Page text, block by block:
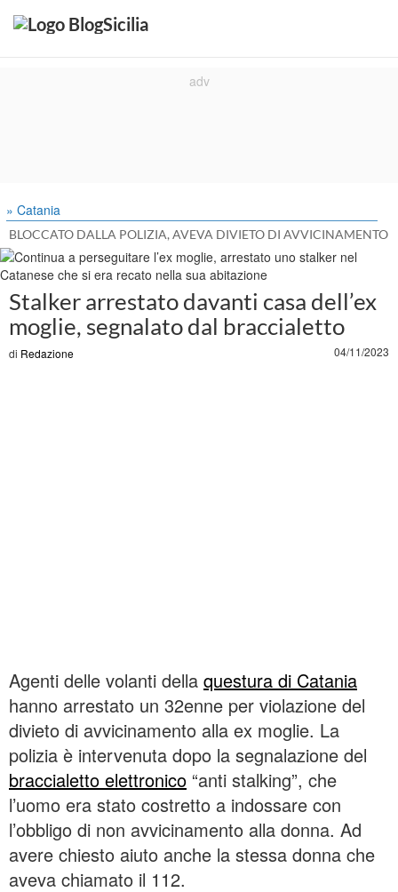
» Catania
BLOCCATO DALLA POLIZIA, AVEVA DIVIETO DI AVVICINAMENTO
Stalker arrestato davanti casa dell’ex
moglie, segnalato dal braccialetto
di Redazione 04/11/2023
Agenti delle volanti della questura di Catania
hanno arrestato un 32enne per violazione del
divieto di avvicinamento alla ex moglie. La
polizia è intervenuta dopo la segnalazione del
braccialetto elettronico “anti stalking”, che
l’uomo era stato costretto a indossare con
l’obbligo di non avvicinamento alla donna. Ad
avere chiesto aiuto anche la stessa donna che
aveva chiamato il 112.